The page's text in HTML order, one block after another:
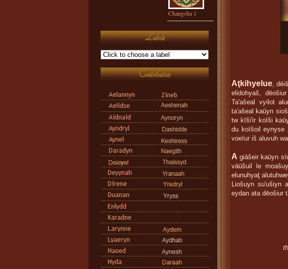
Changsha 1
Labels
Contributors
Aţkihyelue,
elidohyaš,
Ta'ašeal vyilot
ta'ašeal kaūyn
tw kīši'ir koīši
du koīšoil eynyse
voeīur iš aluvuh
A giāšeir kaūyn
vāūšuil le
elunuhyaţ
Liošuyn su'ušiyn
eydan ata dēošiur